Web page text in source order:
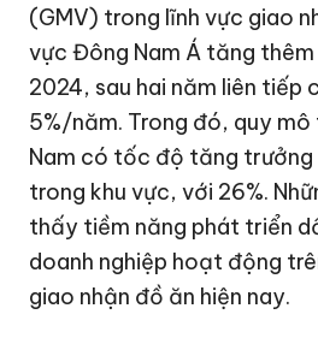
(GMV) trong lĩnh vực giao
vực Đông Nam Á tăng thêm
2024, sau hai năm liên tiếp
5%/năm. Trong đó, quy
Nam có tốc độ tăng trưởng
trong khu vực, với 26%.
thấy tiềm năng phát triển
doanh nghiệp hoạt động
giao nhận đồ ăn hiện nay.